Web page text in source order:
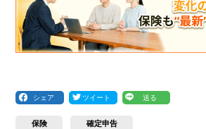
シェア ツイート 送る
保険 確定申告